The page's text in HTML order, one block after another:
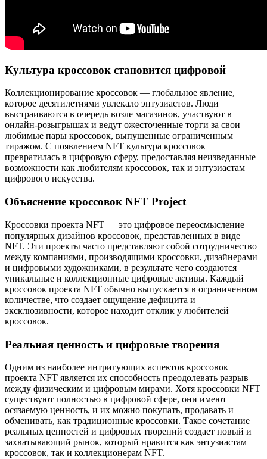
Культура кроссовок становится цифровой
Коллекционирование кроссовок — глобальное явление,
которое десятилетиями увлекало энтузиастов. Люди
выстраиваются в очередь возле магазинов, участвуют в
онлайн-розыгрышах и ведут ожесточенные торги за свои
любимые пары кроссовок, выпущенные ограниченным
тиражом. С появлением NFT культура кроссовок
превратилась в цифровую сферу, предоставляя неизведанные
возможности как любителям кроссовок, так и энтузиастам
цифрового искусства.
Объяснение кроссовок NFT Project
Кроссовки проекта NFT — это цифровое переосмысление
популярных дизайнов кроссовок, представленных в виде
NFT. Эти проекты часто представляют собой сотрудничество
между компаниями, производящими кроссовки, дизайнерами
и цифровыми художниками, в результате чего создаются
уникальные и коллекционные цифровые активы. Каждый
кроссовок проекта NFT обычно выпускается в ограниченном
количестве, что создает ощущение дефицита и
эксклюзивности, которое находит отклик у любителей
кроссовок.
Реальная ценность и цифровые творения
Одним из наиболее интригующих аспектов кроссовок
проекта NFT является их способность преодолевать разрыв
между физическим и цифровым мирами. Хотя кроссовки NFT
существуют полностью в цифровой сфере, они имеют
осязаемую ценность, и их можно покупать, продавать и
обменивать, как традиционные кроссовки. Такое сочетание
реальных ценностей и цифровых творений создает новый и
захватывающий рынок, который нравится как энтузиастам
кроссовок, так и коллекционерам NFT.